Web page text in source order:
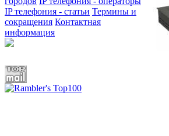
IP телефония - статьи Термины и
сокращения Контактная
информация